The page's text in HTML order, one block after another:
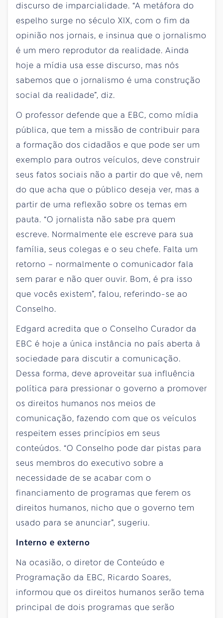
discurso de imparcialidade. “A metáfora do
espelho surge no século XIX, com o fim da
opinião nos jornais, e insinua que o jornalismo
é um mero reprodutor da realidade. Ainda
hoje a mídia usa esse discurso, mas nós
sabemos que o jornalismo é uma construção
social da realidade”, diz.
O professor defende que a EBC, como mídia
pública, que tem a missão de contribuir para
a formação dos cidadãos e que pode ser um
exemplo para outros veículos, deve construir
seus fatos sociais não a partir do que vê, nem
do que acha que o público deseja ver, mas a
partir de uma reflexão sobre os temas em
pauta. “O jornalista não sabe pra quem
escreve. Normalmente ele escreve para sua
família, seus colegas e o seu chefe. Falta um
retorno – normalmente o comunicador fala
sem parar e não quer ouvir. Bom, é pra isso
que vocês existem”, falou, referindo-se ao
Conselho.
Edgard acredita que o Conselho Curador da
EBC é hoje a única instância no país aberta à
sociedade para discutir a comunicação.
Dessa forma, deve aproveitar sua influência
política para pressionar o governo a promover
os direitos humanos nos meios de
comunicação, fazendo com que os veículos
respeitem esses princípios em seus
conteúdos. “O Conselho pode dar pistas para
seus membros do executivo sobre a
necessidade de se acabar com o
financiamento de programas que ferem os
direitos humanos, nicho que o governo tem
usado para se anunciar”, sugeriu.
Interno e externo
Na ocasião, o diretor de Conteúdo e
Programação da EBC, Ricardo Soares,
informou que os direitos humanos serão tema
principal de dois programas que serão